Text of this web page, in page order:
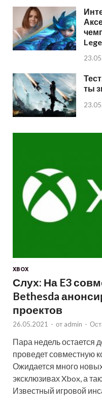
ты
XBOX
Слух: На E3
Bethesda
проектов
26.05.2021 - от admin -
Пара недель остается
проведет совместную
Ожидается много
эксклюзивах Xbox, а
Известный игровой